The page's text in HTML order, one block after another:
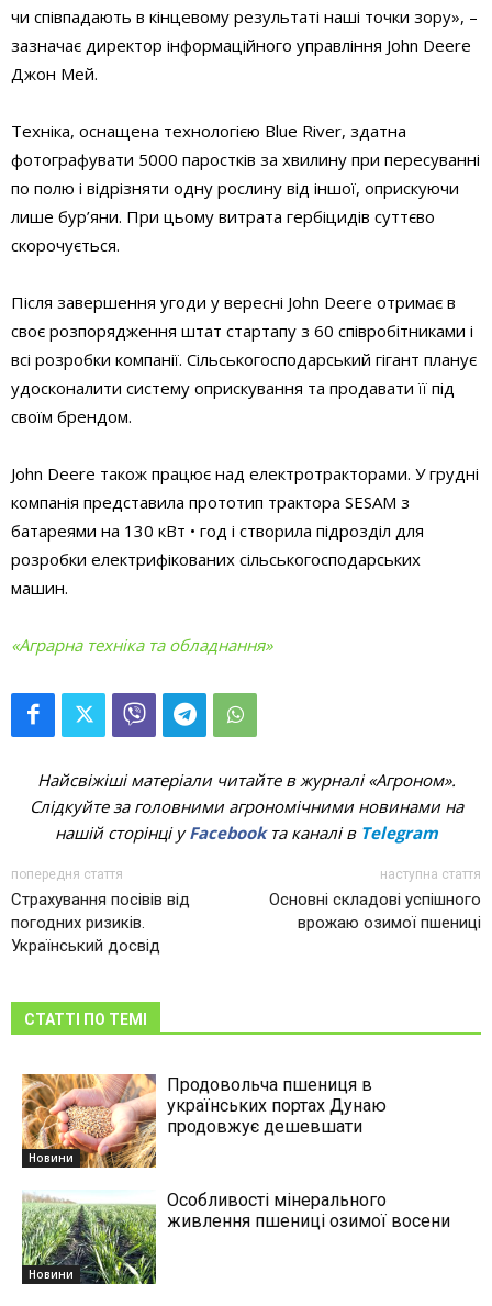
чи співпадають в кінцевому результаті наші точки зору», –
зазначає директор інформаційного управління John Deere
Джон Мей.
Техніка, оснащена технологією Blue River, здатна
фотографувати 5000 паростків за хвилину при пересуванні
по полю і відрізняти одну рослину від іншої, оприскуючи
лише бур’яни. При цьому витрата гербіцидів суттєво
скорочується.
Після завершення угоди у вересні John Deere отримає в
своє розпорядження штат стартапу з 60 співробітниками і
всі розробки компанії. Сільськогосподарський гігант планує
удосконалити систему оприскування та продавати її під
своїм брендом.
John Deere також працює над електротракторами. У грудні
компанія представила прототип трактора SESAM з
батареями на 130 кВт • год і створила підрозділ для
розробки електрифікованих сільськогосподарських
машин.
«Аграрна техніка та обладнання»
Найсвіжіші матеріали читайте в журналі «Агроном».
Слідкуйте за головними агрономічними новинами на
нашій сторінці уFacebookта каналі в Telegram
попередня стаття
Страхування посівів від
погодних ризиків.
Український досвід
наступна стаття
Основні складові успішного
врожаю озимої пшениці
СТАТТІ ПО ТЕМІ
Новини
Продовольча пшениця в
українських портах Дунаю
продовжує дешевшати
Новини
Особливості мінерального
живлення пшениці озимої восени